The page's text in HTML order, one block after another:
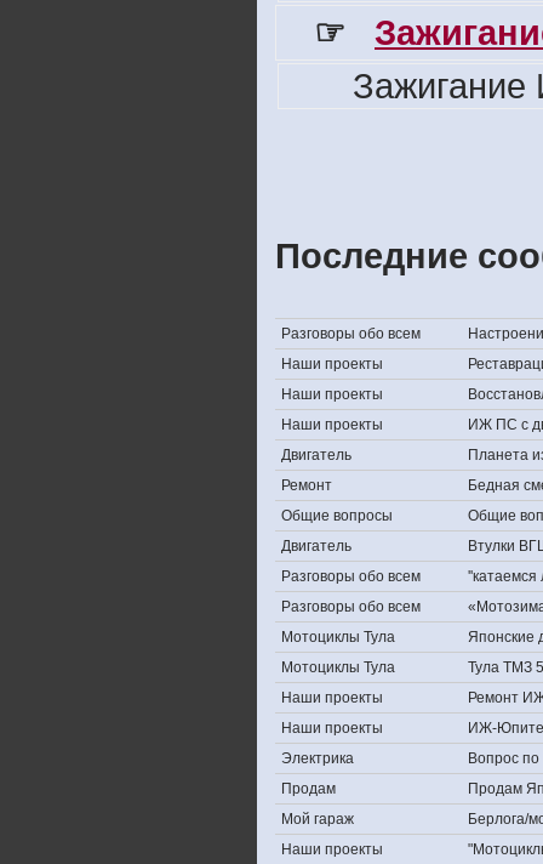
☞
Последние
Разговоры обо всем
Наши проекты
Наши проекты
Наши проекты
ИЖ ПС с
Двигатель
Планета
Ремонт
Бедная
Общие вопросы
Общие
Двигатель
Втулки
Разговоры обо всем
Разговоры обо всем
Мотоциклы Тула
Японские
Мотоциклы Тула
Тула ТМЗ
Наши проекты
Ремонт
Наши проекты
ИЖ-
Электрика
Вопрос по
Продам
Продам
Мой гараж
Берлога/
Наши проекты